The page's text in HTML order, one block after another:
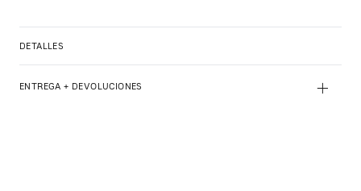
DETALLES
ENTREGA + DEVOLUCIONES +